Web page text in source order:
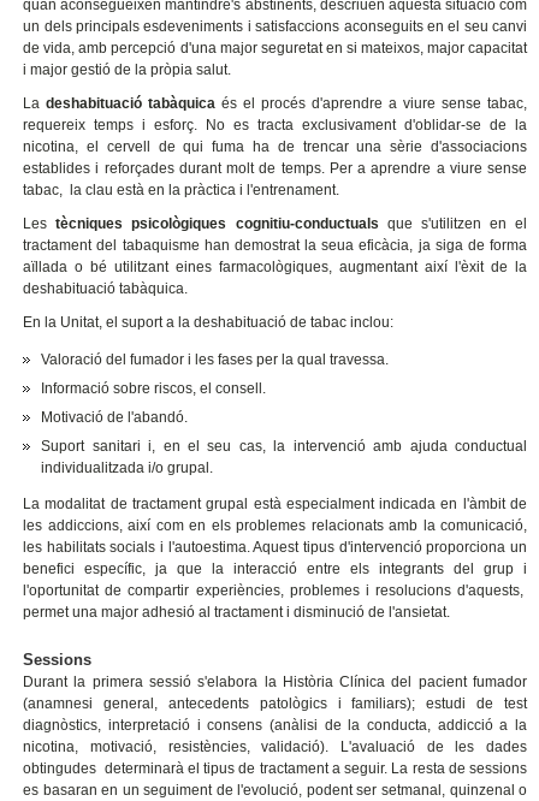
quan aconsegueixen mantindre's abstinents, descriuen aquesta situació com
un dels principals esdeveniments i satisfaccions aconseguits en el seu canvi
de vida, amb percepció d'una major seguretat en si mateixos, major capacitat
i major gestió de la pròpia salut.
Ladeshabituació tabàquica és el procés d'aprendre a viure sense tabac,
requereix temps i esforç. No es tracta exclusivament d'oblidar-se de la
nicotina, el cervell de qui fuma ha de trencar una sèrie d'associacions
establides i reforçades durant molt de temps. Per a aprendre a viure sense
tabac, la clau està en la pràctica i l'entrenament.
Lestècniques psicològiques cognitiu-conductuals que s'utilitzen en el
tractament del tabaquisme han demostrat la seua eficàcia, ja siga de forma
aïllada o bé utilitzant eines farmacològiques, augmentant així l'èxit de la
deshabituació tabàquica.
En la Unitat, el suport a la deshabituació de tabac inclou:
Valoració del fumador i les fases per la qual travessa.
Informació sobre riscos, el consell.
Motivació de l'abandó.
Suport sanitari i, en el seu cas, la intervenció amb ajuda conductual
individualitzada i/o grupal.
La modalitat de tractament grupal està especialment indicada en l'àmbit de
les addiccions, així com en els problemes relacionats amb la comunicació,
les habilitats socials i l'autoestima. Aquest tipus d'intervenció proporciona un
benefici específic, ja que la interacció entre els integrants del grup i
l'oportunitat de compartir experiències, problemes i resolucions d'aquests,
permet una major adhesió al tractament i disminució de l'ansietat.
Sessions
Durant la primera sessió s'elabora la Història Clínica del pacient fumador
(anamnesi general, antecedents patològics i familiars); estudi de test
diagnòstics, interpretació i consens (anàlisi de la conducta, addicció a la
nicotina, motivació, resistències, validació). L'avaluació de les dades
obtingudes determinarà el tipus de tractament a seguir. La resta de sessions
es basaran en un seguiment de l'evolució, podent ser setmanal, quinzenal o